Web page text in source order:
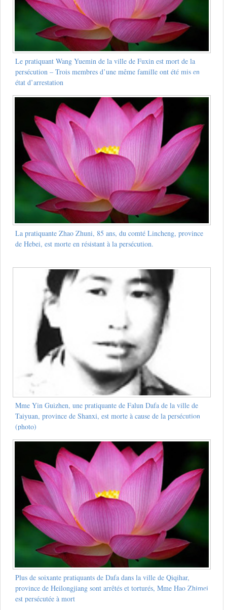
Le pratiquant Wang Yuemin de la ville de Fuxin est mort de la
persécution – Trois membres d’une même famille ont été mis en
état d’arrestation
La pratiquante Zhao Zhuni, 85 ans, du comté Lincheng, province
de Hebei, est morte en résistant à la persécution.
Mme Yin Guizhen, une pratiquante de Falun Dafa de la ville de
Taiyuan, province de Shanxi, est morte à cause de la persécution
(photo)
Plus de soixante pratiquants de Dafa dans la ville de Qiqihar,
province de Heilongjiang sont arrêtés et torturés, Mme Hao Zhimei
est persécutée à mort